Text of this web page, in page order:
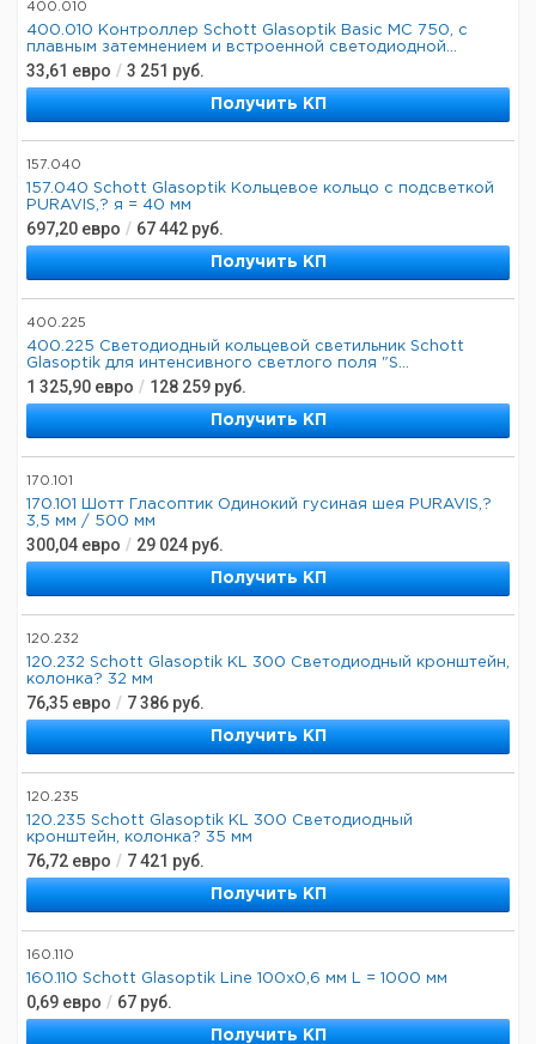
400.010
400.010 Контроллер Schott Glasoptik Basic MC 750, с
плавным затемнением и встроенной светодиодной...
33,61 евро / 3 251 руб.
Получить КП
157.040
157.040 Schott Glasoptik Кольцевое кольцо с подсветкой
PURAVIS,? я = 40 мм
697,20 евро / 67 442 руб.
Получить КП
400.225
400.225 Светодиодный кольцевой светильник Schott
Glasoptik для интенсивного светлого поля "S...
1 325,90 евро / 128 259 руб.
Получить КП
170.101
170.101 Шотт Гласоптик Одинокий гусиная шея PURAVIS,?
3,5 мм / 500 мм
300,04 евро / 29 024 руб.
Получить КП
120.232
120.232 Schott Glasoptik KL 300 Светодиодный кронштейн,
колонка? 32 мм
76,35 евро / 7 386 руб.
Получить КП
120.235
120.235 Schott Glasoptik KL 300 Светодиодный
кронштейн, колонка? 35 мм
76,72 евро / 7 421 руб.
Получить КП
160.110
160.110 Schott Glasoptik Line 100x0,6 мм L = 1000 мм
0,69 евро / 67 руб.
Получить КП